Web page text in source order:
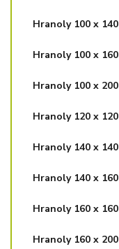
Hranoly 100 x 140
Hranoly 100 x 160
Hranoly 100 x 200
Hranoly 120 x 120
Hranoly 140 x 140
Hranoly 140 x 160
Hranoly 160 x 160
Hranoly 160 x 200